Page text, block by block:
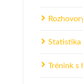
Statistika
Trénink s